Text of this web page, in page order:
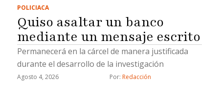
POLICIACA
Quiso asaltar un banco
mediante un mensaje escrito
Permanecerá en la cárcel de manera justificada
durante el desarrollo de la investigación
Agosto 4, 2026 Por: Redacción